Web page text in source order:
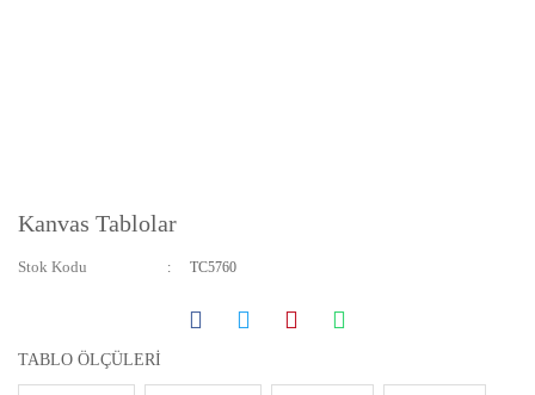
Kanvas Tablolar
Stok Kodu TC5760
TABLO ÖLÇÜLERİ